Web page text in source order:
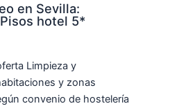
en Sevilla:
hotel 5*
Limpieza y
y zonas
convenio de hostelería